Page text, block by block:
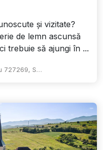
și vizitate?
de lemn ascunsă
trebuie să ajungi în ...
Strada Principală nr. 607, Colacu 727269, Suceava